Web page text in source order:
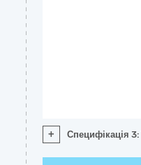
+ Специфікація 3: